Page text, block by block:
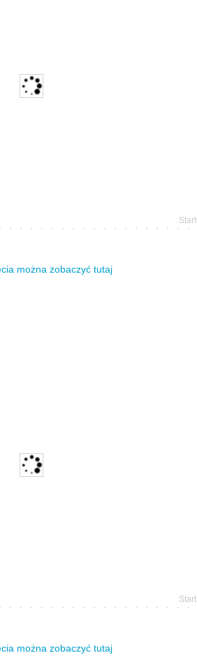
Start
można zobaczyć tutaj
Start
można zobaczyć tutaj